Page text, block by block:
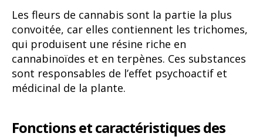
Les fleurs de cannabis sont la partie la plus
convoitée, car elles contiennent les trichomes,
qui produisent une résine riche en
cannabinoïdes et en terpènes. Ces substances
sont responsables de l’effet psychoactif et
médicinal de la plante.
Fonctions et caractéristiques des